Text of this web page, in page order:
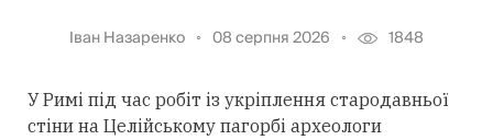
Іван Назаренко 08 серпня 2026 1848
У Римі під час робіт із укріплення стародавньої
стіни на Целійському пагорбі археологи